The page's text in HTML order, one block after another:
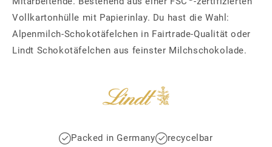
Vollkartonhülle mit Papierinlay. Du hast die Wahl:
Alpenmilch‑Schokotäfelchen in Fairtrade‑Qualität oder
Lindt Schokotäfelchen aus feinster Milchschokolade.
Packed in Germany recycelbar